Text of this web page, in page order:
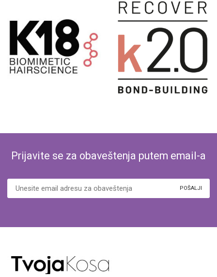
Prijavite se za obaveštenja putem email-a